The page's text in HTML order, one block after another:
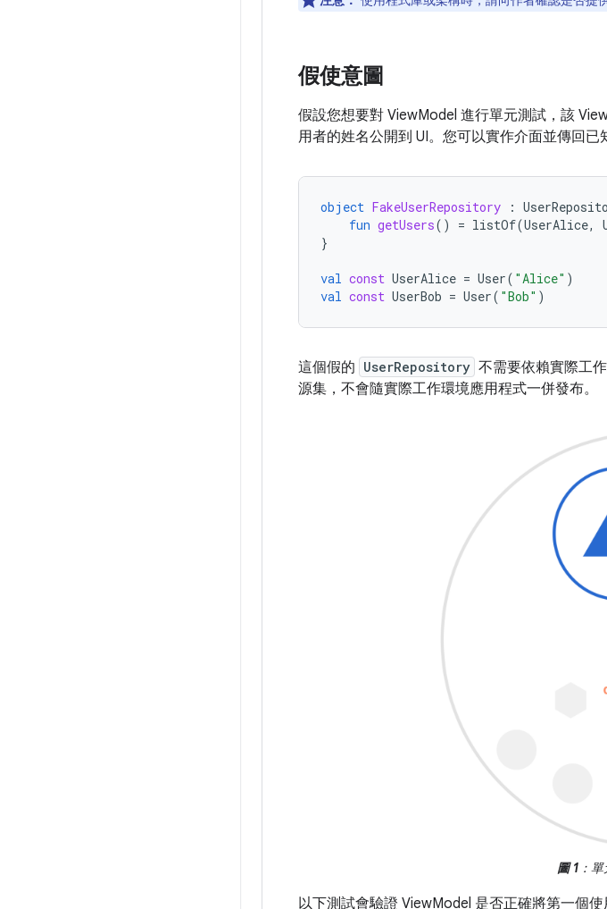
假使意圖
假設您想要對 ViewModel 進行單元測試，該
用者的姓名公開到 UI。您可以實作介面並傳回已
object FakeUserRepository :
fun getUsers() = listOf(UserAlice,
}
val const UserAlice = User( "Alice" )
val const UserBob = User( "Bob" )
這個假的 UserRepository 不需要依賴實際工
源集，不會隨實際工作環境應用程式一併發布。
圖 1：單
以下測試會驗證 ViewModel 是否正確將第一個使